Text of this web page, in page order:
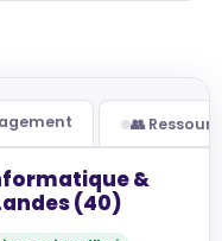
👥
&
(40)